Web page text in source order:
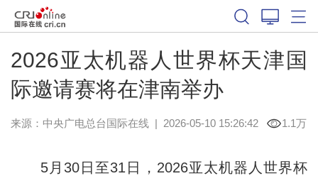
2026亚太机器人世界杯天津国
际邀请赛将在津南举办
来源：中央广电总台国际在线| 2026-05-10 15:26:42 1.1万
5月30日至31日，2026亚太机器人世界杯